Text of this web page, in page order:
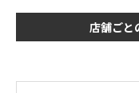
店舗ごと